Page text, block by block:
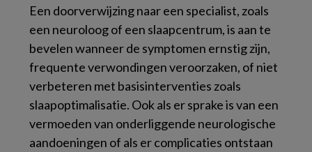
Een doorverwijzing naar een specialist, zoals
een neuroloog of een slaapcentrum, is aan te
bevelen wanneer de symptomen ernstig zijn,
frequente verwondingen veroorzaken, of niet
verbeteren met basisinterventies zoals
slaapoptimalisatie. Ook als er sprake is van een
vermoeden van onderliggende neurologische
aandoeningen of als er complicaties ontstaan